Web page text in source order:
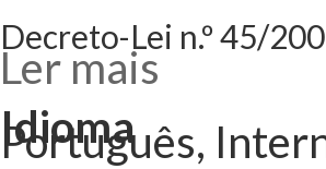
Decreto-Lei n.º 45/
Ler mais acerca
Idioma
Português,